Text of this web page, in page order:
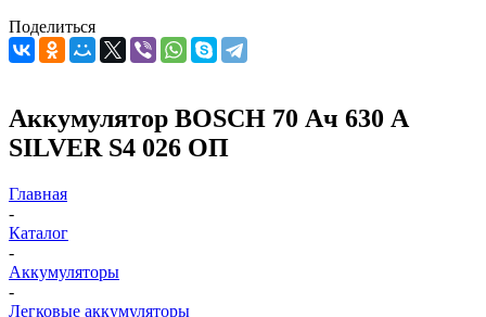
Поделиться
Аккумулятор BOSCH 70 Ач 630 А
SILVER S4 026 ОП
Главная
-
Каталог
-
Аккумуляторы
-
Легковые аккумуляторы